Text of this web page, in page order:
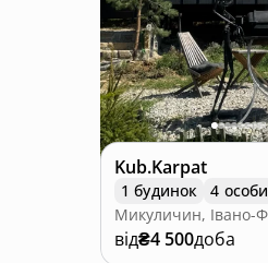
Kub.Karpat
1 будинок
4 особи
від₴4 500доба